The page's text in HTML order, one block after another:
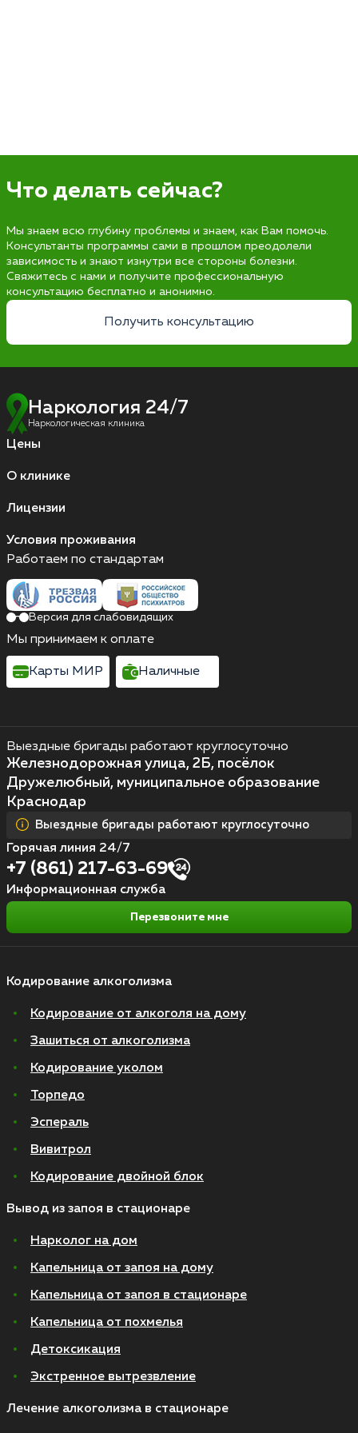
Что делать сейчас?
Мы знаем всю глубину проблемы и знаем, как Вам помочь.
Консультанты программы сами в прошлом преодолели
зависимость и знают изнутри все стороны болезни.
Свяжитесь с нами и получите профессиональную
консультацию бесплатно и анонимно.
Получить консультацию
Наркология 24/7
Наркологическая клиника
Цены
О клинике
Лицензии
Условия проживания
Кодирование алкоголизма
Кодирование от алкоголя на дому
Зашиться от алкоголизма
Кодирование уколом
Торпедо
Эспераль
Вивитрол
Кодирование двойной блок
Вывод из запоя в стационаре
Нарколог на дом
Капельница от запоя на дому
Капельница от запоя в стационаре
Капельница от похмелья
Детоксикация
Экстренное вытрезвление
Лечение алкоголизма в стационаре
Выездные бригады работают круглосуточно
Железнодорожная улица, 2Б, посёлок
Дружелюбный, муниципальное образование
Краснодар
Выездные бригады работают круглосуточно
Горячая линия 24/7
+7 (861) 217-63-69
Информационная служба
Перезвоните мне
Работаем по стандартам
Версия для слабовидящих
Мы принимаем к оплате
Карты МИР Наличные